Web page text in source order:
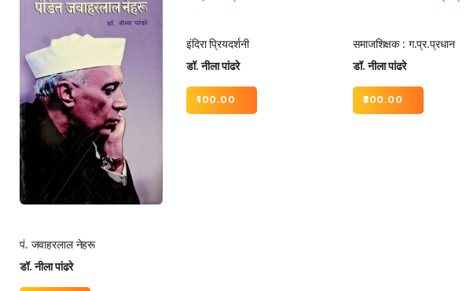
पं. जवाहरलाल नेहरू
डॉ. नीला पांढरे
इंदिरा प्रियदर्शनी
डॉ. नीला पांढरे
100.00
समाजशिक्षक : ग.प्र.प्रधान
डॉ. नीला पांढरे
300.00